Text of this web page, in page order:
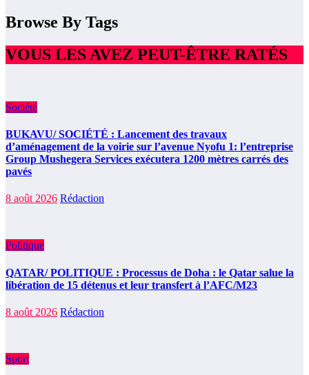
Browse By Tags
VOUS LES AVEZ PEUT-ÊTRE RATÉS
Société
BUKAVU/ SOCIÉTÉ : Lancement des travaux
d’aménagement de la voirie sur l’avenue Nyofu 1: l’entreprise
Group Mushegera Services exécutera 1200 mètres carrés des
pavés
8 août 2026 Rédaction
Politique
QATAR/ POLITIQUE : Processus de Doha : le Qatar salue la
libération de 15 détenus et leur transfert à l’AFC/M23
8 août 2026 Rédaction
Sport